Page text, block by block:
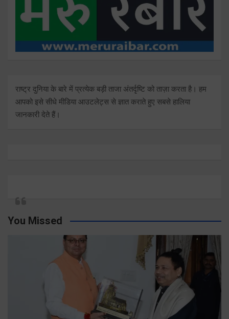
राष्ट्र दुनिया के बारे में प्रत्येक बड़ी ताजा अंतर्दृष्टि को ताज़ा करता है। हम
आपको इसे सीधे मीडिया आउटलेट्स से ज्ञात कराते हुए सबसे हालिया
जानकारी देते हैं।
You Missed